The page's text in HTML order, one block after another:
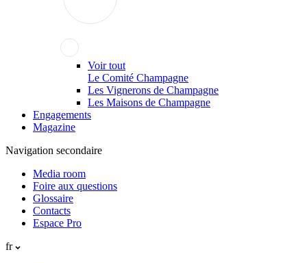
Voir tout
Le Comité Champagne
Les Vignerons de Champagne
Les Maisons de Champagne
Engagements
Magazine
Navigation secondaire
Media room
Foire aux questions
Glossaire
Contacts
Espace Pro
fr